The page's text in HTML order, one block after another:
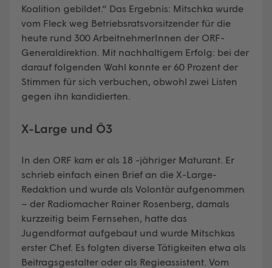
Koalition gebildet.“ Das Ergebnis: Mitschka wurde
vom Fleck weg Betriebsratsvorsitzender für die
heute rund 300 ArbeitnehmerInnen der ORF-
Generaldirektion. Mit nachhaltigem Erfolg: bei der
darauf folgenden Wahl konnte er 60 Prozent der
Stimmen für sich verbuchen, obwohl zwei Listen
gegen ihn kandidierten.
X-Large und Ö3
In den ORF kam er als 18 -jähriger Maturant. Er
schrieb einfach einen Brief an die X-Large-
Redaktion und wurde als Volontär aufgenommen
– der Radiomacher Rainer Rosenberg, damals
kurzzeitig beim Fernsehen, hatte das
Jugendformat aufgebaut und wurde Mitschkas
erster Chef. Es folgten diverse Tätigkeiten etwa als
Beitragsgestalter oder als Regieassistent. Vom